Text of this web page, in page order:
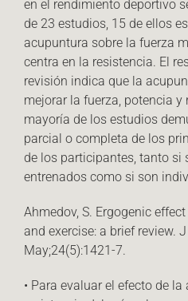
en el rendimiento deportivo
de 23 estudios, 15 de ellos
acupuntura sobre la fuerza
centra en la resistencia. El
revisión indica que la
mejorar la fuerza, potencia y
mayoría de los estudios
parcial o completa de los
de los participantes, tanto si
entrenados como si son
Ahmedov, S. Ergogenic
and exercise: a brief review.
May;24(5):1421-7.
• Para evaluar el efecto de